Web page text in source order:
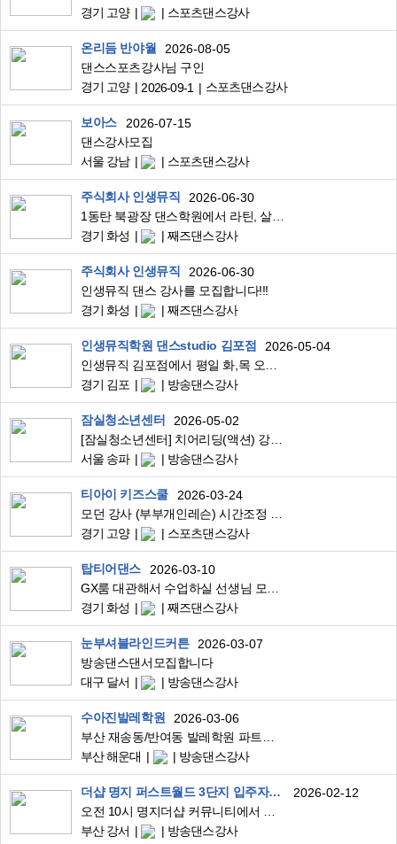
경기 고양
스포츠댄스강사
온리듬 반야월
2026-08-05
댄스스포츠강사님 구인
경기 고양
2026-09-1 스포츠댄스강사
보아스
2026-07-15
댄스강사모집
서울 강남
스포츠댄스강사
주식회사 인생뮤직
2026-06-30
1동탄 북광장 댄스학원에서 라틴, 살사, 줌바 강사님 구인합니다 (8월 개설 예정)
경기 화성
째즈댄스강사
주식회사 인생뮤직
2026-06-30
인생뮤직 댄스 강사를 모집합니다!!!
경기 화성
째즈댄스강사
인생뮤직학원 댄스studio 김포점
2026-05-04
인생뮤직 김포점에서 평일 화,목 오후 7시 셔플댄스 강사님을 모집합니다 !
경기 김포
방송댄스강사
잠실청소년센터
2026-05-02
[잠실청소년센터] 치어리딩(액션) 강사 구인
서울 송파
방송댄스강사
티아이 키즈스쿨
2026-03-24
모던 강사 (부부개인레슨) 시간조정 가능
경기 고양
스포츠댄스강사
탑티어댄스
2026-03-10
GX룸 대관해서 수업하실 선생님 모십니다 (화성 병점)
경기 화성
째즈댄스강사
눈부셔블라인드커튼
2026-03-07
방송댄스댄서모집합니다
대구 달서
방송댄스강사
수아진발레학원
2026-03-06
부산 재송동/반여동 발레학원 파트타임 댄스강사님 모십니다
부산 해운대
방송댄스강사
더샵 명지 퍼스트월드 3단지 입주자대표회의
2026-02-12
오전 10시 명지더샵 커뮤니티에서 댄스강사님 구인합니다
부산 강서
방송댄스강사